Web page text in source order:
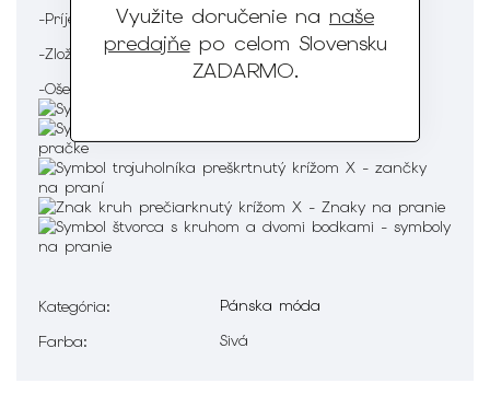
Využite doručenie na naše
predajňepo celom Slovensku
ZADARMO.
-Príjemný na omak
-Zloženie : 100% Bavlna
-Ošetrenie :
Kategória:
Pánska móda
Farba: Sivá